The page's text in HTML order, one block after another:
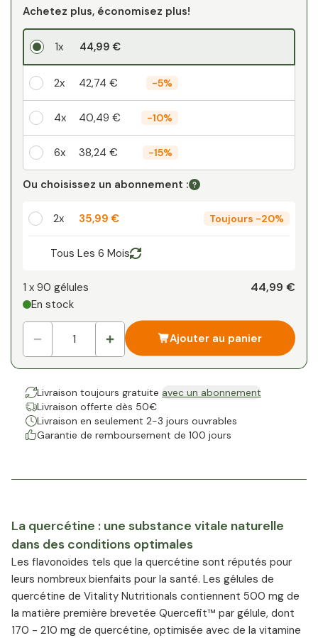
Achetez plus, économisez plus!
1x 44,99 €
2x 42,74 € -5%
4x 40,49 € -10%
6x 38,24 € -15%
Votre remise personnelle
-%
Ou choisissez un abonnement :
2x 35,99 € Toujours -20%
Tous Les 6 Mois
1 x 90 gélules
En stock
44,99 €
Ajouter au panier
Livraison toujours gratuite avec un abonnement
Livraison offerte dès 50€
Livraison en seulement 2-3 jours ouvrables
Garantie de remboursement de 100 jours
La quercétine : une substance vitale naturelle
dans des conditions optimales
Les flavonoïdes tels que la quercétine sont réputés pour
leurs nombreux bienfaits pour la santé. Les gélules de
quercétine de Vitality Nutritionals contiennent 500 mg de
la matière première brevetée Quercefit™ par gélule, dont
170 - 210 mg de quercétine, optimisée avec de la vitamine